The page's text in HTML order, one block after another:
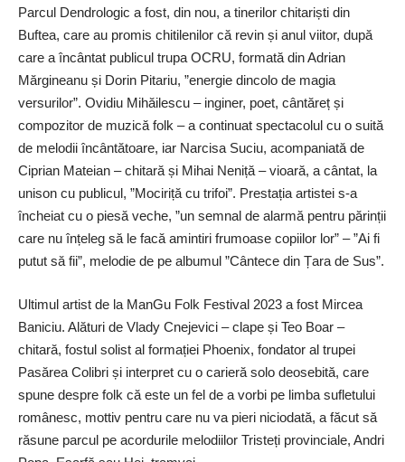
Parcul Dendrologic a fost, din nou, a tinerilor chitariști din
Buftea, care au promis chitilenilor că revin și anul viitor, după
care a încântat publicul trupa OCRU, formată din Adrian
Mărgineanu și Dorin Pitariu, ”energie dincolo de magia
versurilor”. Ovidiu Mihăilescu – inginer, poet, cântăreț și
compozitor de muzică folk – a continuat spectacolul cu o suită
de melodii încântătoare, iar Narcisa Suciu, acompaniată de
Ciprian Mateian – chitară și Mihai Neniță – vioară, a cântat, la
unison cu publicul, ”Mociriță cu trifoi”. Prestația artistei s-a
încheiat cu o piesă veche, ”un semnal de alarmă pentru părinții
care nu înțeleg să le facă amintiri frumoase copiilor lor” – ”Ai fi
putut să fii”, melodie de pe albumul ”Cântece din Țara de Sus”.
Ultimul artist de la ManGu Folk Festival 2023 a fost Mircea
Baniciu. Alături de Vlady Cnejevici – clape și Teo Boar –
chitară, fostul solist al formației Phoenix, fondator al trupei
Pasărea Colibri și interpret cu o carieră solo deosebită, care
spune despre folk că este un fel de a vorbi pe limba sufletului
românesc, mottiv pentru care nu va pieri niciodată, a făcut să
răsune parcul pe acordurile melodiilor Tristeți provinciale, Andri